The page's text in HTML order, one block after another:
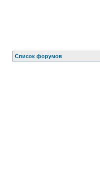
Список форумов